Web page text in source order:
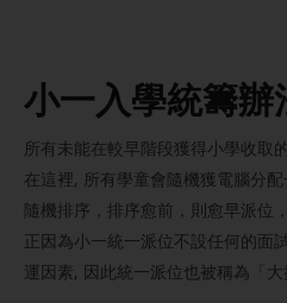
小一入學統籌
所有未能在較早階段獲得小學收取
在這裡, 所有學童會隨機獲電腦分
隨機排序，排序愈前，則愈早派位
正因為小一統一派位不設任何的面
運因素, 因此統一派位也被稱為「大